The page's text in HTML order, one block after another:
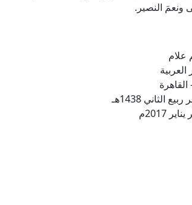
ونعمَ النصير.
علام
القاهرة
1438هـ